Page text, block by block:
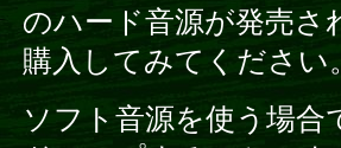
のハード音源が発売さ
購入してみてください
ソフト音源を使う場合